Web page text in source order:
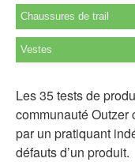
Chaussures de trail
Vestes
Les 35 tests de
communauté Outzer
par un pratiquant
défauts d’un produit.